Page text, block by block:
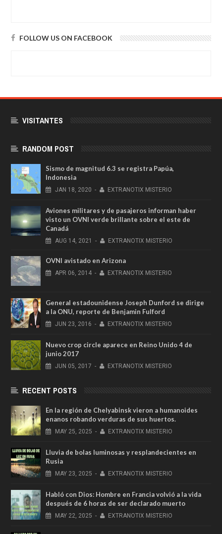
FOLLOW US ON FACEBOOK
VISITANTES
RANDOM POST
Sismo de magnitud 6.3 se registra Papúa,
Indonesia
JAN 18, 2020 - EXTRANOTIX MISTERIO
Aviones militares y de pasajeros informan haber
visto un OVNI verde brillante sobre el este de
Canadá
AUG 14, 2021 - EXTRANOTIX MISTERIO
OVNI avistado en Arizona
APR 06, 2014 - EXTRANOTIX MISTERIO
General estadounidense Joseph Dunford se dirige
a la ONU, reporte de Benjamin Fulford
JUN 23, 2016 - EXTRANOTIX MISTERIO
Nuevo crop circle aparece en Reino Unido 4 de
junio 2017
JUN 05, 2017 - EXTRANOTIX MISTERIO
RECENT POSTS
En la región de Chelyabinsk vieron a humanoides
enanos robando verduras de sus huertos.
MAY 25, 2025 - EXTRANOTIX MISTERIO
Lluvia de bolas luminosas y resplandecientes en
Rusia
MAY 23, 2025 - EXTRANOTIX MISTERIO
Habló con Dios: Hombre en Francia volvió a la vida
después de 6 horas de ser declarado muerto
MAY 22, 2025 - EXTRANOTIX MISTERIO